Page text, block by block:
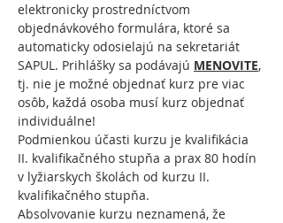
elektronicky prostredníctvom
objednávkového formulára, ktoré sa
automaticky odosielajú na sekretariát
SAPUL. Prihlášky sa podávajú MENOVITE,
tj. nie je možné objednať kurz pre viac
osôb, každá osoba musí kurz objednať
individuálne!
Podmienkou účasti kurzu je kvalifikácia
II. kvalifikačného stupňa a prax 80 hodín
v lyžiarskych školách od kurzu II.
kvalifikačného stupňa.
Absolvovanie kurzu neznamená, že